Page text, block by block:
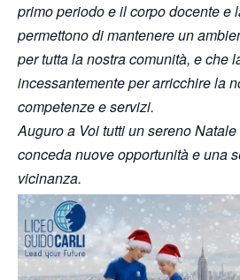
primo periodo e il corpo docente e
permettono di mantenere un
per tutta la nostra comunità, e che
incessantemente per arricchire la
competenze e servizi.
Auguro a Voi tutti un sereno
conceda nuove opportunità e una
vicinanza.